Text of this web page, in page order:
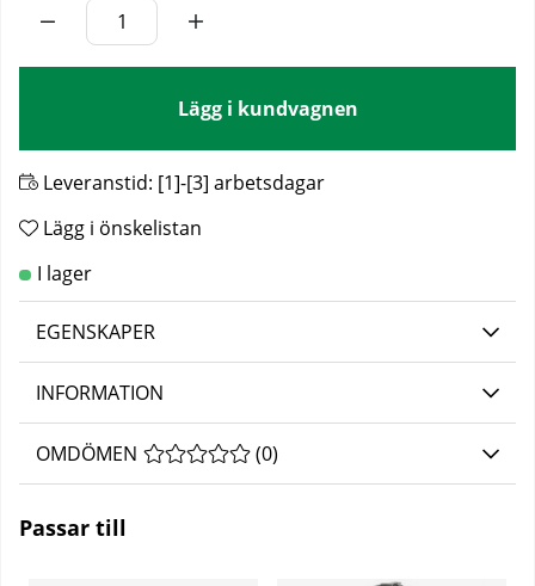
Lägg i kundvagnen
Leveranstid: [1]-[3] arbetsdagar
Lägg i önskelistan
EGENSKAPER
INFORMATION
OMDÖMEN MEDELBETYG 0 AV 5 ANTAL BETYG 0
(0)
Passar till